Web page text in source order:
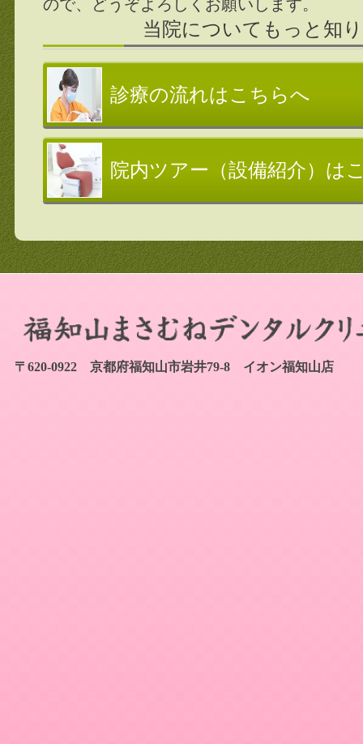
ので、どうぞよろしくお願いします。
当院についてもっと知
診療の流れはこちらへ
院内ツアー（設備紹介）は
〒620-0922 京都府福知山市岩井79-8 イオン福知山店